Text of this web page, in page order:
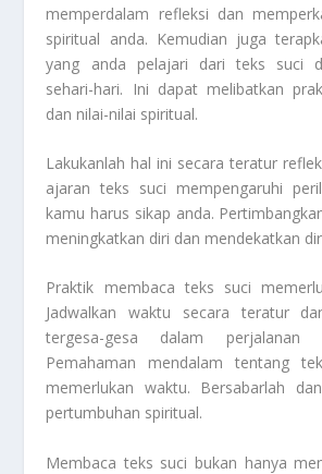
memperdalam refleksi dan
spiritual anda. Kemudian juga
yang anda pelajari dari teks suci
sehari-hari. Ini dapat melibatkan
dan nilai-nilai spiritual.
Lakukanlah hal ini secara teratur
ajaran teks suci mempengaruhi
kamu harus sikap anda.
meningkatkan diri dan mendekatkan
Praktik membaca teks suci
Jadwalkan waktu secara teratur
tergesa-gesa dalam perjalanan
Pemahaman mendalam tentang
memerlukan waktu. Bersabarlah
pertumbuhan spiritual.
Membaca teks suci bukan hanya